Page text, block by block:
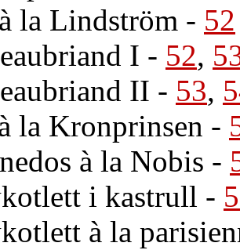
la Lindström - 52
I - 52,
II - 53,
la Kronprinsen -
à la Nobis -
i kastrull -
à la